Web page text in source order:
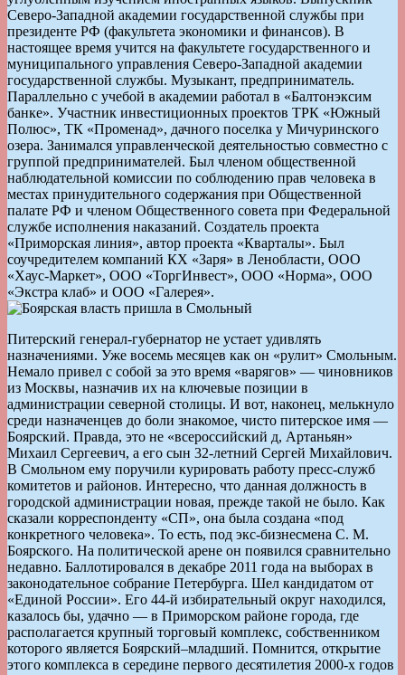
Северо-Западной академии государственной службы при
президенте РФ (факультета экономики и финансов). В
настоящее время учится на факультете государственного и
муниципального управления Северо-Западной академии
государственной службы. Музыкант, предприниматель.
Параллельно с учебой в академии работал в «Балтонэксим
банке». Участник инвестиционных проектов ТРК «Южный
Полюс», ТК «Променад», дачного поселка у Мичуринского
озера. Занимался управленческой деятельностью совместно с
группой предпринимателей. Был членом общественной
наблюдательной комиссии по соблюдению прав человека в
местах принудительного содержания при Общественной
палате РФ и членом Общественного совета при Федеральной
службе исполнения наказаний. Создатель проекта
«Приморская линия», автор проекта «Кварталы». Был
соучредителем компаний КХ «Заря» в Ленобласти, ООО
«Хаус-Маркет», ООО «ТоргИнвест», ООО «Норма», ООО
«Экстра клаб» и ООО «Галерея».
Питерский генерал-губернатор не устает удивлять
назначениями. Уже восемь месяцев как он «рулит» Смольным.
Немало привел с собой за это время «варягов» — чиновников
из Москвы, назначив их на ключевые позиции в
администрации cеверной cтолицы. И вот, наконец, мелькнуло
среди назначенцев до боли знакомое, чисто питерское имя —
Боярский. Правда, это не «всероссийский д, Артаньян»
Михаил Сергеевич, а его сын 32-летний Сергей Михайлович.
В Смольном ему поручили курировать работу пресс-служб
комитетов и районов. Интересно, что данная должность в
городской администрации новая, прежде такой не было. Как
сказали корреспонденту «СП», она была создана «под
конкретного человека». То есть, под экс-бизнесмена С. М.
Боярского. На политической арене он появился сравнительно
недавно. Баллотировался в декабре 2011 года на выборах в
законодательное собрание Петербурга. Шел кандидатом от
«Единой России». Его 44-й избирательный округ находился,
казалось бы, удачно — в Приморском районе города, где
располагается крупный торговый комплекс, собственником
которого является Боярский–младший. Помнится, открытие
этого комплекса в середине первого десятилетия 2000-х годов